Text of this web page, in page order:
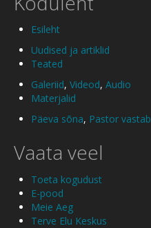
Esileht
Uudised ja artiklid
Teated
Galeriid, Videod, Audio
Materjalid
Päeva sõna, Pastor vastab
Vaata veel
Toeta kogudust
E-pood
Meie Aeg
Terve Elu Keskus